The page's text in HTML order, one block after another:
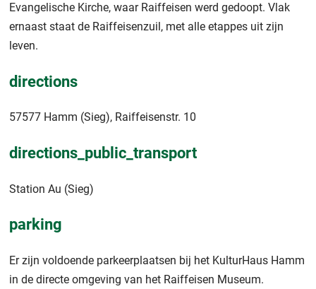
Evangelische Kirche, waar Raiffeisen werd gedoopt. Vlak
ernaast staat de Raiffeisenzuil, met alle etappes uit zijn
leven.
directions
57577 Hamm (Sieg), Raiffeisenstr. 10
directions_public_transport
Station Au (Sieg)
parking
Er zijn voldoende parkeerplaatsen bij het KulturHaus Hamm
in de directe omgeving van het Raiffeisen Museum.